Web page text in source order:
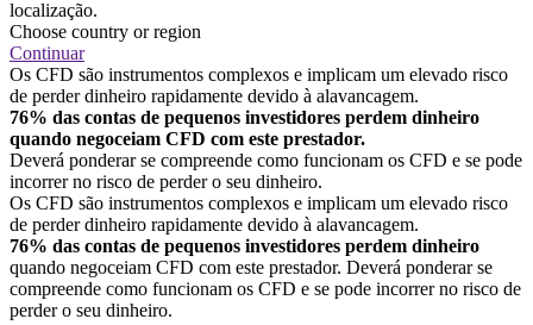
localização.
Choose country or region
Continuar
Os CFD são instrumentos complexos e implicam um elevado risco
de perder dinheiro rapidamente devido à alavancagem.
76% das contas de pequenos investidores perdem dinheiro
quando negoceiam CFD com este prestador.
Deverá ponderar se compreende como funcionam os CFD e se pode
incorrer no risco de perder o seu dinheiro.
Os CFD são instrumentos complexos e implicam um elevado risco
de perder dinheiro rapidamente devido à alavancagem.
76% das contas de pequenos investidores perdem dinheiro
quando negoceiam CFD com este prestador. Deverá ponderar se
compreende como funcionam os CFD e se pode incorrer no risco de
perder o seu dinheiro.